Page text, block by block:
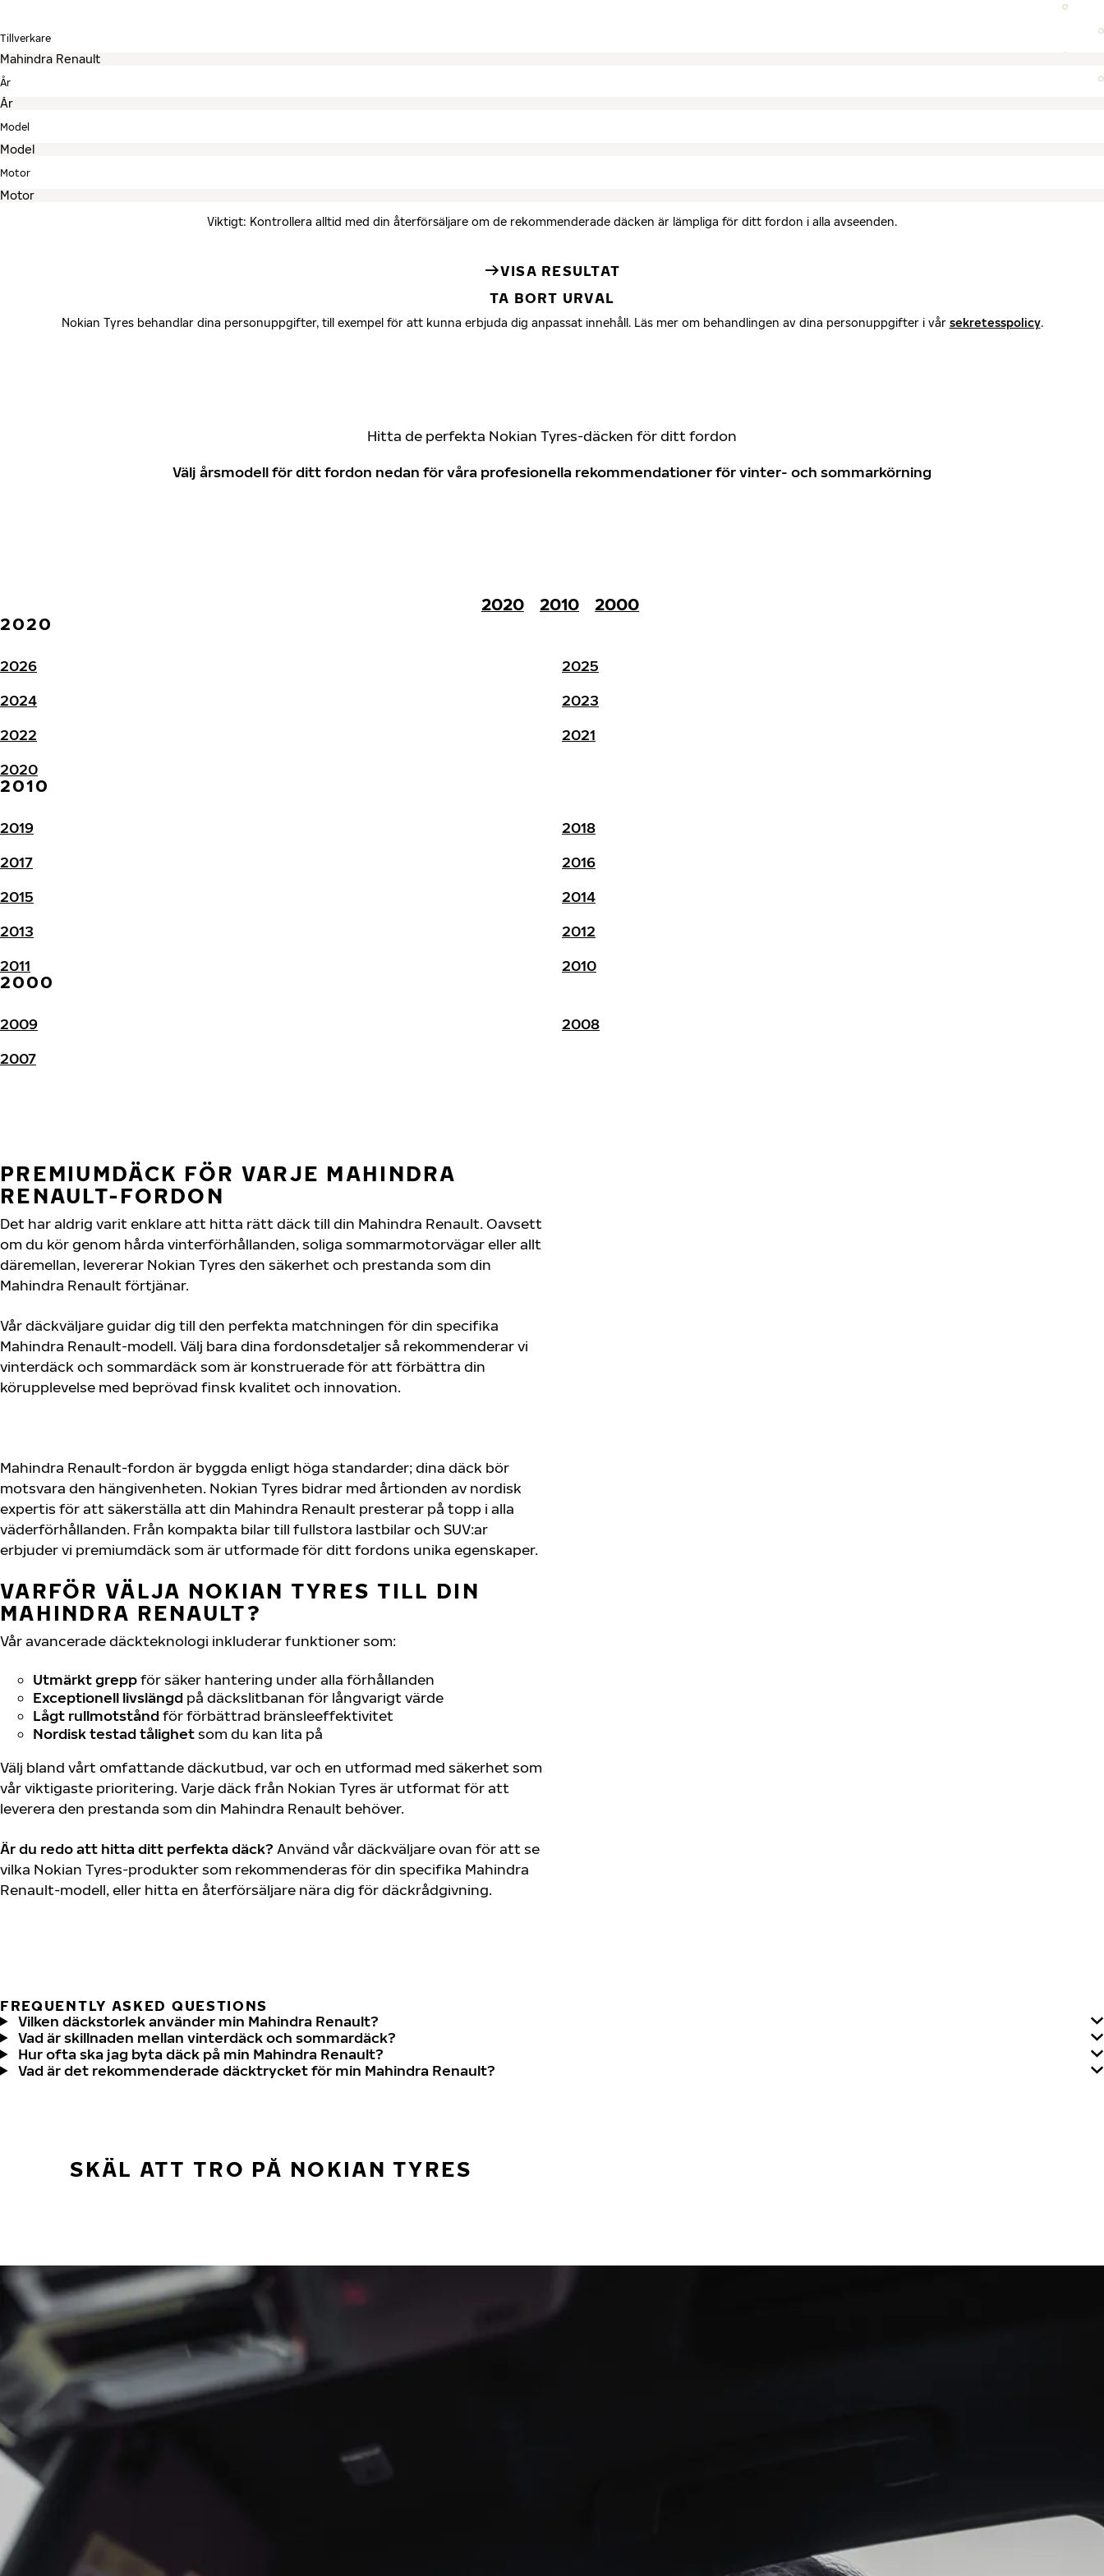
Tillverkare
År
Model
Motor
Viktigt: Kontrollera alltid med din återförsäljare om de rekommenderade däcken är lämpliga för ditt fordon i alla avseenden.
VISA RESULTAT
TA BORT URVAL
Nokian Tyres behandlar dina personuppgifter, till exempel för att kunna erbjuda dig anpassat innehåll. Läs mer om behandlingen av dina personuppgifter i vår sekretesspolicy.
Hitta de perfekta Nokian Tyres-däcken för ditt fordon
Välj årsmodell för ditt fordon nedan för våra profesionella rekommendationer för vinter- och sommarkörning
2020 2010
2000
2020
2026
2025
2024
2023
2022
2021
2020
2010
2019
2018
2017
2016
2015
2014
2013
2012
2011
2010
2000
2009
2008
2007
PREMIUMDÄCK FÖR VARJE MAHINDRA
RENAULT-FORDON
Det har aldrig varit enklare att hitta rätt däck till din Mahindra Renault. Oavsett
om du kör genom hårda vinterförhållanden, soliga sommarmotorvägar eller allt
däremellan, levererar Nokian Tyres den säkerhet och prestanda som din
Mahindra Renault förtjänar.
Vår däckväljare guidar dig till den perfekta matchningen för din specifika
Mahindra Renault-modell. Välj bara dina fordonsdetaljer så rekommenderar vi
vinterdäck och sommardäck som är konstruerade för att förbättra din
körupplevelse med beprövad finsk kvalitet och innovation.
Mahindra Renault-fordon är byggda enligt höga standarder; dina däck bör
motsvara den hängivenheten. Nokian Tyres bidrar med årtionden av nordisk
expertis för att säkerställa att din Mahindra Renault presterar på topp i alla
väderförhållanden. Från kompakta bilar till fullstora lastbilar och SUV:ar
erbjuder vi premiumdäck som är utformade för ditt fordons unika egenskaper.
VARFÖR VÄLJA NOKIAN TYRES TILL DIN
MAHINDRA RENAULT?
Vår avancerade däckteknologi inkluderar funktioner som:
Utmärkt greppför säker hantering under alla förhållanden
Exceptionell livslängd på däckslitbanan för långvarigt värde
Lågt rullmotstånd för förbättrad bränsleeffektivitet
Nordisk testad tålighetsom du kan lita på
Välj bland vårt omfattande däckutbud, var och en utformad med säkerhet som
vår viktigaste prioritering. Varje däck från Nokian Tyres är utformat för att
leverera den prestanda som din Mahindra Renault behöver.
Är du redo att hitta ditt perfekta däck? Använd vår däckväljare ovan för att se
vilka Nokian Tyres-produkter som rekommenderas för din specifika Mahindra
Renault-modell, eller hitta en återförsäljare nära dig för däckrådgivning.
FREQUENTLY ASKED QUESTIONS
Vilken däckstorlek använder min Mahindra Renault?
Vad är skillnaden mellan vinterdäck och sommardäck?
Hur ofta ska jag byta däck på min Mahindra Renault?
Vad är det rekommenderade däcktrycket för min Mahindra Renault?
SKÄL ATT TRO PÅ NOKIAN TYRES